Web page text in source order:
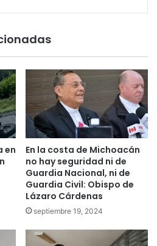
en
En la costa de Michoacán
no hay seguridad ni de
Guardia Nacional, ni de
Guardia Civil: Obispo de
Lázaro Cárdenas
septiembre 19, 2024